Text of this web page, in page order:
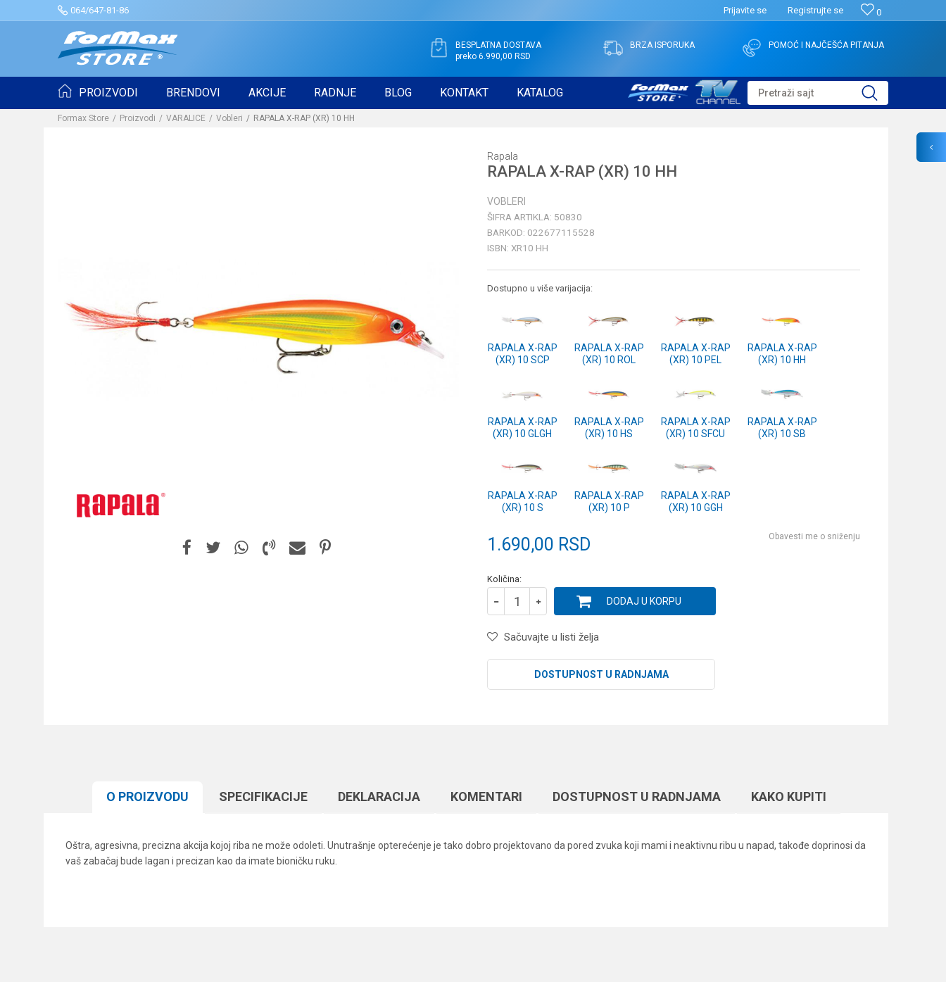
064/647-81-86 0
Prijavite se Registrujte se
BESPLATNA DOSTAVA
preko 6.990,00 RSD
BRZA ISPORUKA POMOĆ I NAJČEŠĆA PITANJA
PROIZVODI BRENDOVI AKCIJE RADNJE BLOG KONTAKT KATALOG Pretraži sajt
Formax Store Proizvodi VARALICE Vobleri RAPALA X-RAP (XR) 10 HH
Rapala
RAPALA X-RAP (XR) 10 HH
VOBLERI
ŠIFRA ARTIKLA: 50830
BARKOD: 022677115528
ISBN: XR10 HH
Dostupno u više varijacija:
RAPALA X-RAP
(XR) 10 SCP
RAPALA X-RAP
(XR) 10 ROL
RAPALA X-RAP
(XR) 10 PEL
RAPALA X-RAP
(XR) 10 HH
RAPALA X-RAP
(XR) 10 GLGH
RAPALA X-RAP
(XR) 10 HS
RAPALA X-RAP
(XR) 10 SFCU
RAPALA X-RAP
(XR) 10 SB
RAPALA X-RAP
(XR) 10 S
RAPALA X-RAP
(XR) 10 P
RAPALA X-RAP
(XR) 10 GGH
1.690,00 RSD Obavesti me o sniženju
Količina:
DODAJ U KORPU
Sačuvajte u listi želja
DOSTUPNOST U RADNJAMA
O PROIZVODU SPECIFIKACIJЕ DEKLARACIJA KOMENTARI DOSTUPNOST U RADNJAMA KAKO KUPITI
Oštra, agresivna, precizna akcija kojoj riba ne može odoleti. Unutrašnje opterećenje je tako dobro projektovano da pored zvuka koji mami i neaktivnu ribu u napad, takođe doprinosi da
vaš zabačaj bude lagan i precizan kao da imate bioničku ruku.